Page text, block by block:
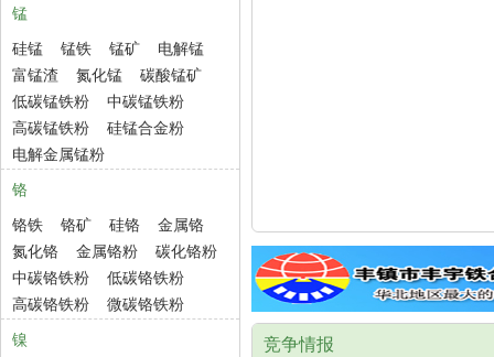
锰
硅锰
锰铁 锰矿
电解锰
富锰渣
氮化锰
碳酸锰矿
低碳锰铁粉
中碳锰铁粉
高碳锰铁粉
硅锰合金粉
电解金属锰粉
铬
铬铁
铬矿 硅铬
金属铬
氮化铬
金属铬粉
碳化铬粉
中碳铬铁粉
低碳铬铁粉
高碳铬铁粉
微碳铬铁粉
镍
竞争情报